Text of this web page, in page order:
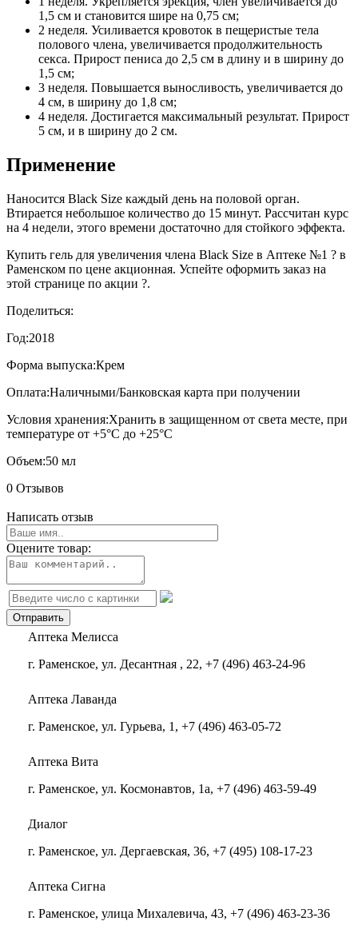
1,5 см и становится шире на 0,75 см;
2 неделя. Усиливается кровоток в пещеристые тела
полового члена, увеличивается продолжительность
секса. Прирост пениса до 2,5 см в длину и в ширину до
1,5 см;
3 неделя. Повышается выносливость, увеличивается до
4 см, в ширину до 1,8 см;
4 неделя. Достигается максимальный результат. Прирост
5 см, и в ширину до 2 см.
Применение
Наносится Black Size каждый день на половой орган.
Втирается небольшое количество до 15 минут. Рассчитан курс
на 4 недели, этого времени достаточно для стойкого эффекта.
Купить гель для увеличения члена Black Size в Аптеке №1 ? в
Раменском по цене акционная. Успейте оформить заказ на
этой странице по акции ?.
Поделиться:
Год:2018
Форма выпуска:Крем
Оплата:Наличными/Банковская карта при получении
Условия хранения:Хранить в защищенном от света месте, при
температуре от +5°С до +25°С
Объем:50 мл
0 Отзывов
Написать отзыв
Оцените товар:
Аптека Мелисса
г. Раменское, ул. Десантная , 22, +7 (496) 463-24-96
Аптека Лаванда
г. Раменское, ул. Гурьева, 1, +7 (496) 463-05-72
Аптека Вита
г. Раменское, ул. Космонавтов, 1а, +7 (496) 463-59-49
Диалог
г. Раменское, ул. Дергаевская, 36, +7 (495) 108-17-23
Аптека Сигна
г. Раменское, улица Михалевича, 43, +7 (496) 463-23-36